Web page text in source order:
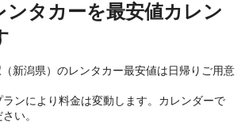
ンタカーを最安値カレン
新潟県）のレンタカー最安値は日帰り ご用意
ンにより料金は変動します。カレンダーで
い。